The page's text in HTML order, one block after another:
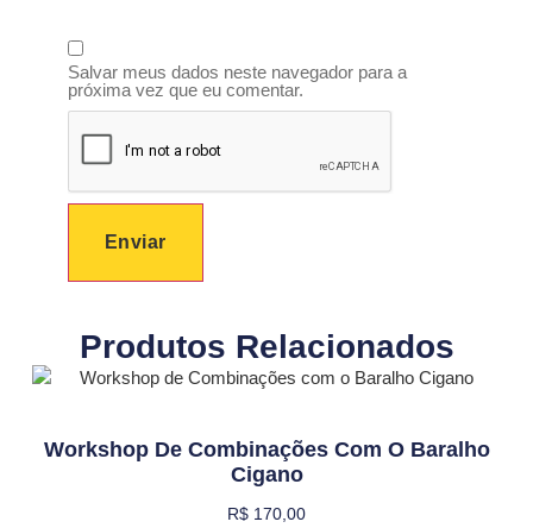
Salvar meus dados neste navegador para a
próxima vez que eu comentar.
Produtos Relacionados
Workshop De Combinações Com O Baralho
Cigano
R$ 170,00